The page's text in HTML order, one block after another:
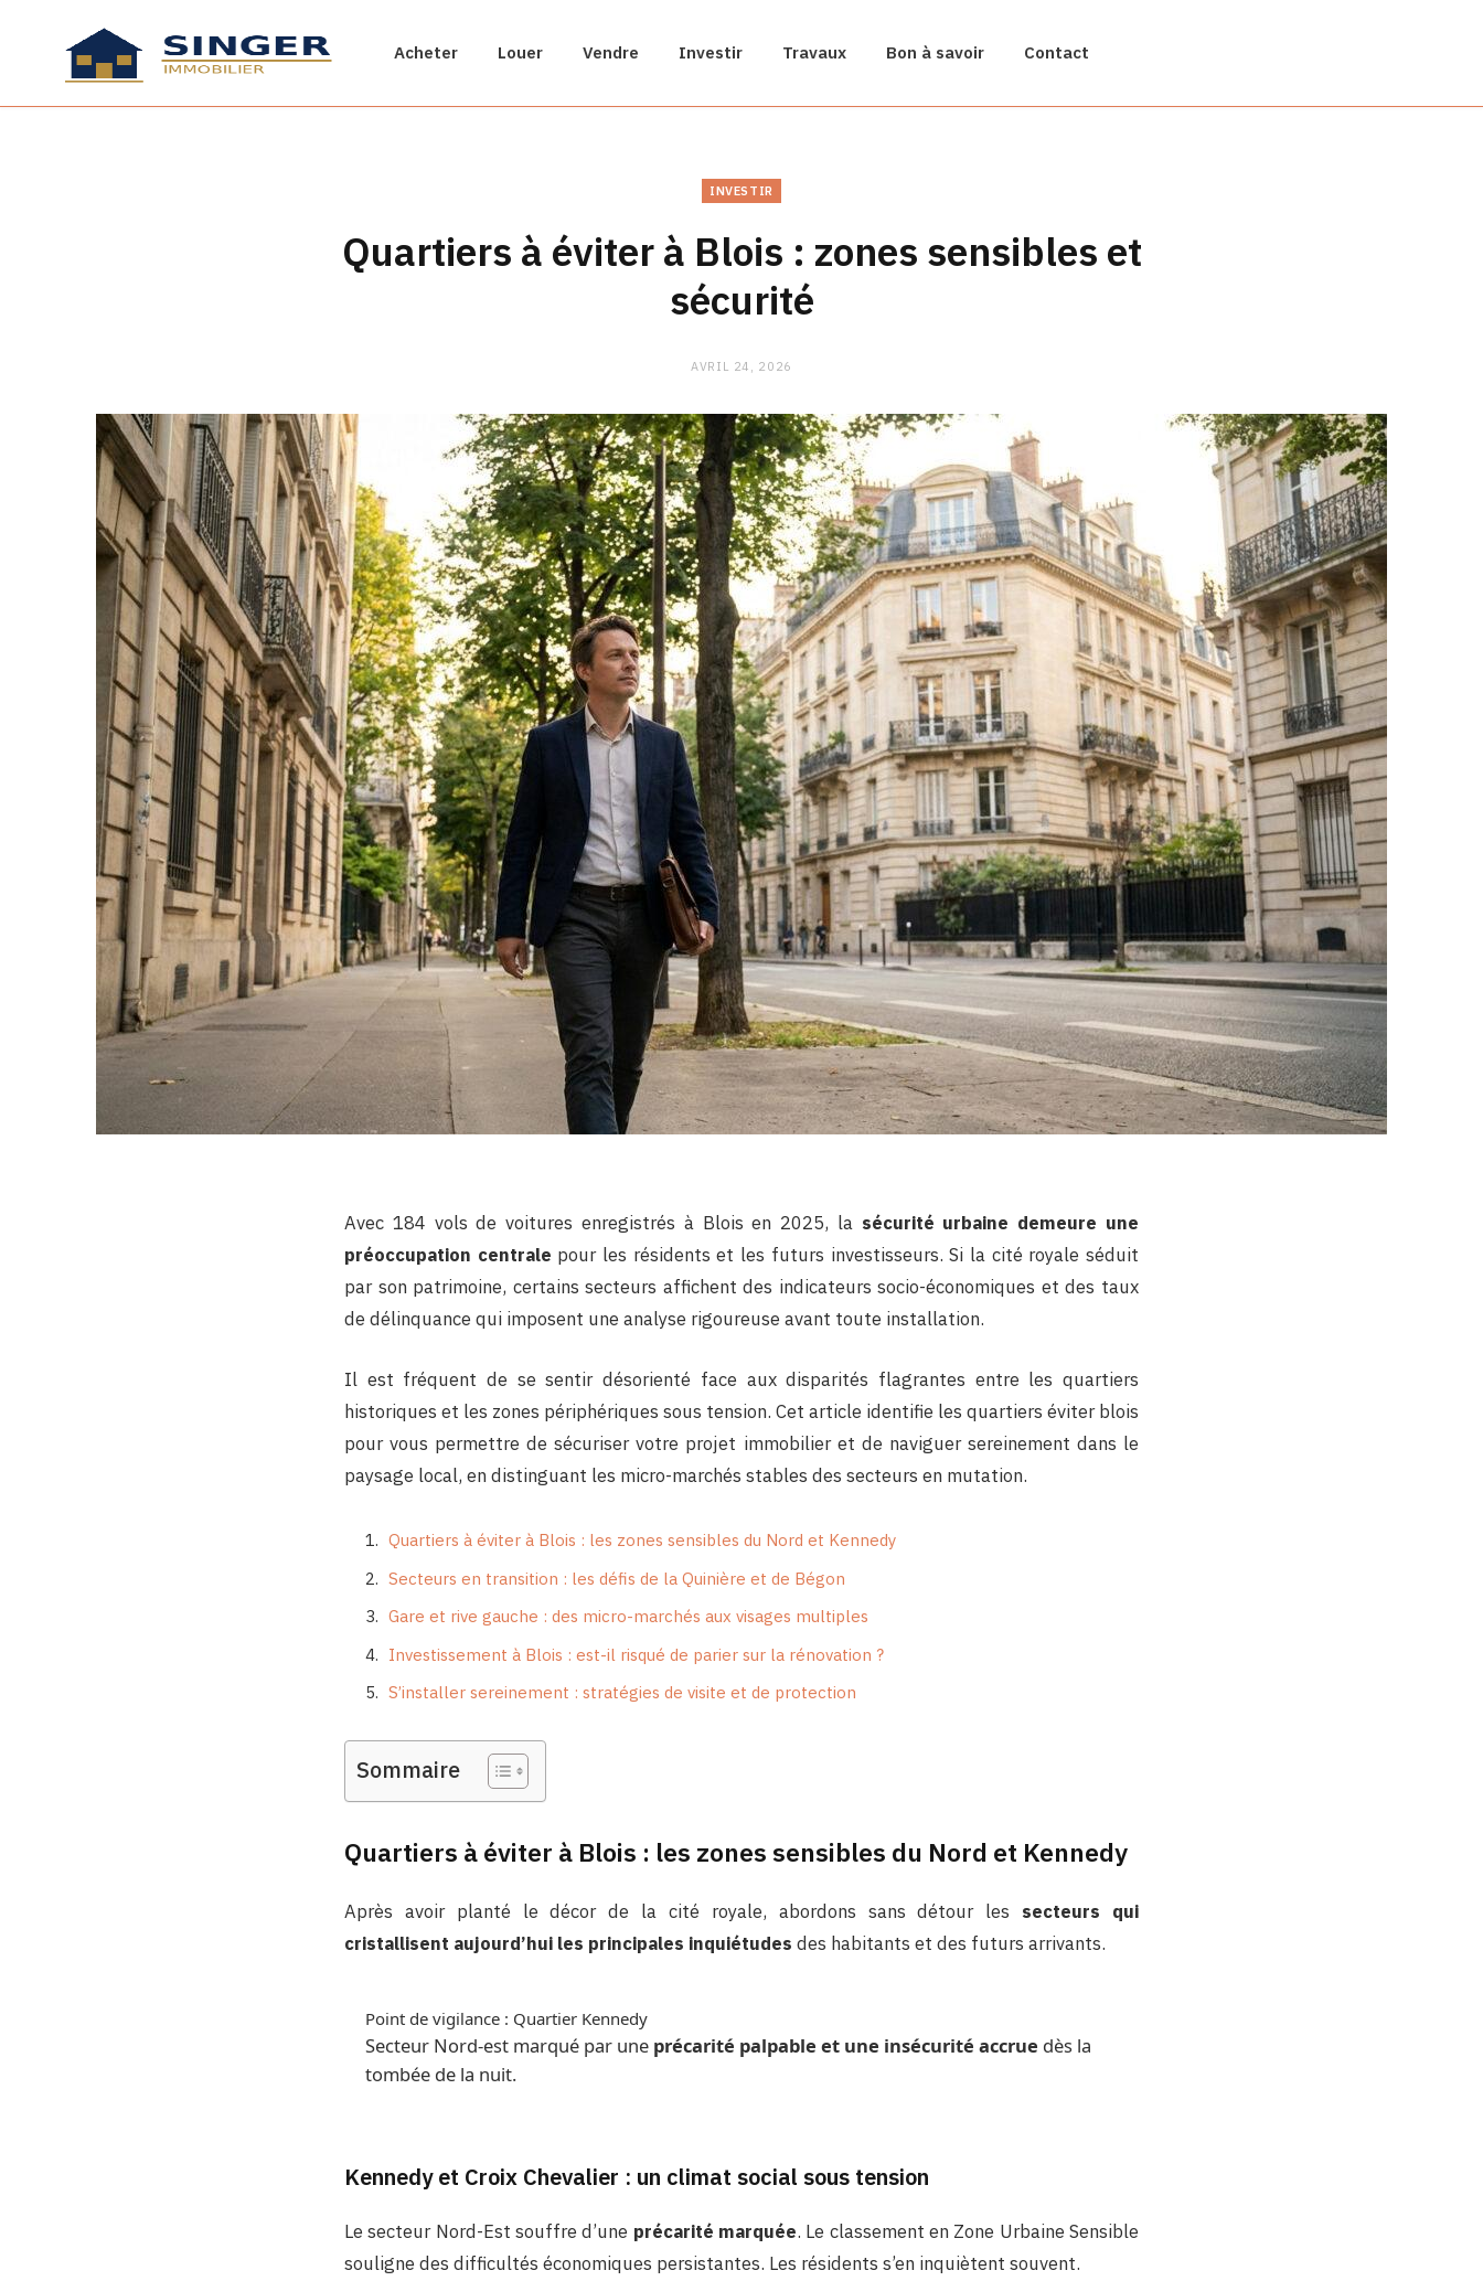
Acheter Louer Vendre Investir Travaux Bon à savoir Contact
INVESTIR
Quartiers à éviter à Blois : zones sensibles et
sécurité
AVRIL 24, 2026
Avec 184 vols de voitures enregistrés à Blois en 2025, la sécurité urbaine demeure une
préoccupation centrale pour les résidents et les futurs investisseurs. Si la cité royale séduit
par son patrimoine, certains secteurs affichent des indicateurs socio-économiques et des taux
de délinquance qui imposent une analyse rigoureuse avant toute installation.
Il est fréquent de se sentir désorienté face aux disparités flagrantes entre les quartiers
historiques et les zones périphériques sous tension. Cet article identifie les quartiers éviter blois
pour vous permettre de sécuriser votre projet immobilier et de naviguer sereinement dans le
paysage local, en distinguant les micro-marchés stables des secteurs en mutation.
Quartiers à éviter à Blois : les zones sensibles du Nord et Kennedy
Secteurs en transition : les défis de la Quinière et de Bégon
Gare et rive gauche : des micro-marchés aux visages multiples
Investissement à Blois : est-il risqué de parier sur la rénovation ?
S’installer sereinement : stratégies de visite et de protection
Sommaire
Quartiers à éviter à Blois : les zones sensibles du Nord et Kennedy
Après avoir planté le décor de la cité royale, abordons sans détour les secteurs qui
cristallisent aujourd’hui les principales inquiétudes des habitants et des futurs arrivants.
Point de vigilance : Quartier Kennedy
Secteur Nord-est marqué par une précarité palpable et une insécurité accrue dès la
tombée de la nuit.
Kennedy et Croix Chevalier : un climat social sous tension
Le secteur Nord-Est souffre d’une précarité marquée. Le classement en Zone Urbaine Sensible
souligne des difficultés économiques persistantes. Les résidents s’en inquiètent souvent.